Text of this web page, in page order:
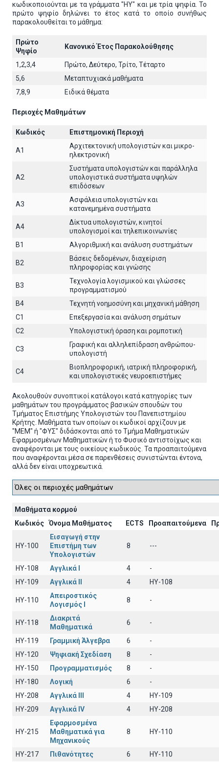
κωδικοποιούνται με τα γράμματα "ΗΥ" και με τρία ψηφία. Το
πρώτο ψηφίο δηλώνει το έτος κατά το οποίο συνήθως
παρακολουθείται το μάθημα:
Πρώτο
Ψηφίο
Κανονικό Έτος Παρακολούθησης
1,2,3,4
Πρώτο, Δεύτερο, Τρίτο, Τέταρτο
5,6
Μεταπτυχιακά μαθήματα
7,8,9
Ειδικά θέματα
Περιοχές Μαθημάτων
Κωδικός Επιστημονική Περιοχή
A1
Αρχιτεκτoνική υπολογιστών και μικρο-
ηλεκτρονική
A2
Συστήματα υπολογιστών και παράλληλα
υπολογιστικά συστήματα υψηλών
επιδόσεων
A3
Ασφάλεια υπολογιστών και
κατανεμημένα συστήματα
A4
Δίκτυα υπολογιστών, κινητοί
υπολογισμοί και τηλεπικοινωνίες
B1
Αλγοριθμική και ανάλυση συστημάτων
B2
Βάσεις δεδομένων, διαχείριση
πληροφορίας και γνώσης
B3
Τεχνολογία λογισμικού και γλώσσες
προγραμματισμού
B4
Τεχνητή νοημοσύνη και μηχανική μάθηση
C1
Επεξεργασία και ανάλυση σημάτων
C2
Υπολογιστική όραση και ρομποτική
C3
Γραφική και αλληλεπίδραση ανθρώπου-
υπολογιστή
C4
Βιοπληροφορική, ιατρική πληροφορική,
και υπολογιστικές νευροεπιστήμες
Ακολουθούν συνοπτικοί κατάλογοι κατά κατηγορίες των
μαθημάτων του προγράμματος βασικών σπουδών του
Τμήματος Επιστήμης Υπολογιστών του Πανεπιστημίου
Κρήτης. Μαθήματα των οποίων οι κωδικοί αρχίζουν με
"ΜΕΜ" ή "ΦΥΣ" διδάσκονται από το Τμήμα Μαθηματικών
Εφαρμοσμένων Μαθηματικών ή το Φυσικό αντιστοίχως και
αναφέρονται με τους οικείους κωδικούς. Τα προαπαιτούμενα
που αναφέρονται μέσα σε παρενθέσεις συνιστώνται έντονα,
αλλά δεν είναι υποχρεωτικά.
Μαθήματα κορμού
Κωδικός
Όνομα Μαθήματος ECTS Προαπαιτούμενα
HY-100
Εισαγωγή στην
Επιστήμη των
Υπολογιστών
8 ---
HY-108 Αγγλικά I 4
-
HY-109
Αγγλικά II 4 HY-108
HY-110
Απειροστικός
Λογισμός Ι
8 -
HY-118
Διακριτά
Μαθηματικά
6 -
HY-119 Γραμμική Άλγεβρα 6
-
HY-120
Ψηφιακή Σχεδίαση 8
-
HY-150
Προγραμματισμός 8
-
HY-180
Λογική 6
-
HY-208
Αγγλικά III 4
HY-109
HY-209
Αγγλικά IV 4 HY-208
HY-215
Εφαρμοσμένα
Μαθηματικά για
Μηχανικούς
8 ΗΥ-110
HY-217 Πιθανότητες 6 ΗΥ-110